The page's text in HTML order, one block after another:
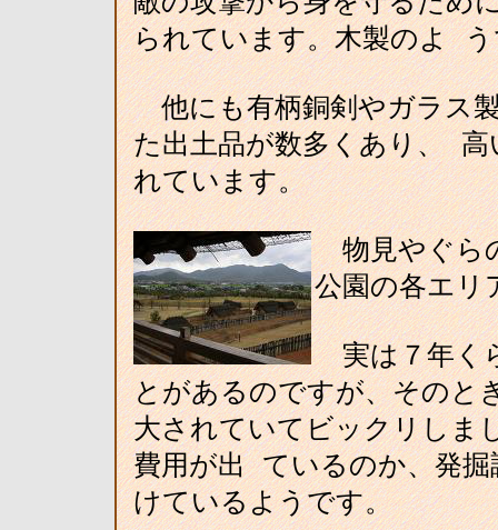
られています。木製のよ
他にも有柄銅剣やガラス製
た出土品が数多くあり、
れています。
物見やぐら
公園の各エリ
実は７年く
とがあるのですが、そのと
大されていてビックリしま
費用が出 ているのか、発
けているようです。